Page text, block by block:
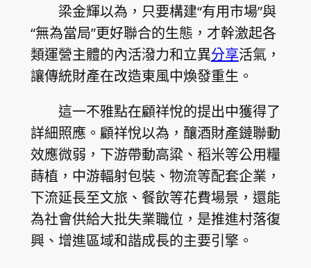
梁金輝以為，只要構建“有用市場”與
“無為當局”更好聯合的生態，才幹激起各
類運營主體的內活潑力和立異分享活氣，
讓傳統財產在改造東風中煥發重生。
這一不雅點在顧祥悅的提出中獲得了
詳細照應。顧祥悅以為，釀酒財產鏈聯動
效應微弱，下游帶動高粱、稻米等公用糧
蒔植，中游輻射包裝、物流等配套企業，
下流延長至文旅、餐飲等花費場景，還能
為社會供給大批失業職位，是推進村落復
興、增進區域和諧成長的主要引擎。